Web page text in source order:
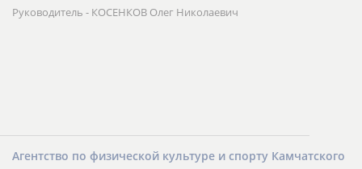
Руководитель - КОСЕНКОВ Олег Николаевич
Агентство по физической культуре и спорту Камчатского